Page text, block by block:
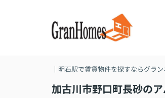
｜明石駅で賃貸物件を探すならグラ
加古川市野口町長砂の